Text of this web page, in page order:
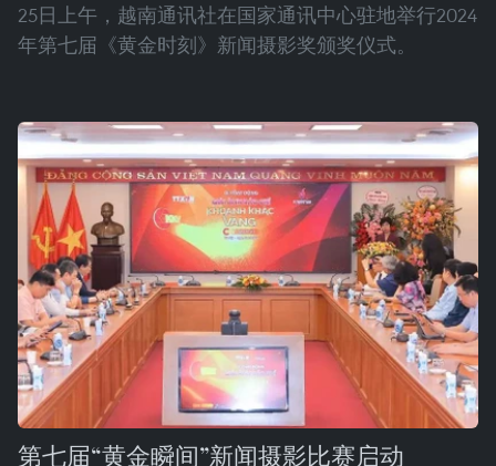
25日上午，越南通讯社在国家通讯中心驻地举行2024
年第七届《黄金时刻》新闻摄影奖颁奖仪式。
第七届“黄金瞬间”新闻摄影比赛启动